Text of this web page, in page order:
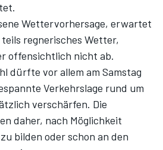
Wettervorhersage, erwartet
regnerisches Wetter,
offensichtlich nicht ab.
dürfte vor allem am Samstag
Verkehrslage rund um
verschärfen. Die
daher, nach Möglichkeit
bilden oder schon an den